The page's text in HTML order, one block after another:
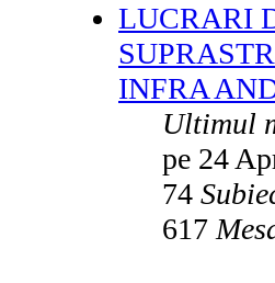
LUCRARI
INFRA
Ultimul
pe 24
74
617